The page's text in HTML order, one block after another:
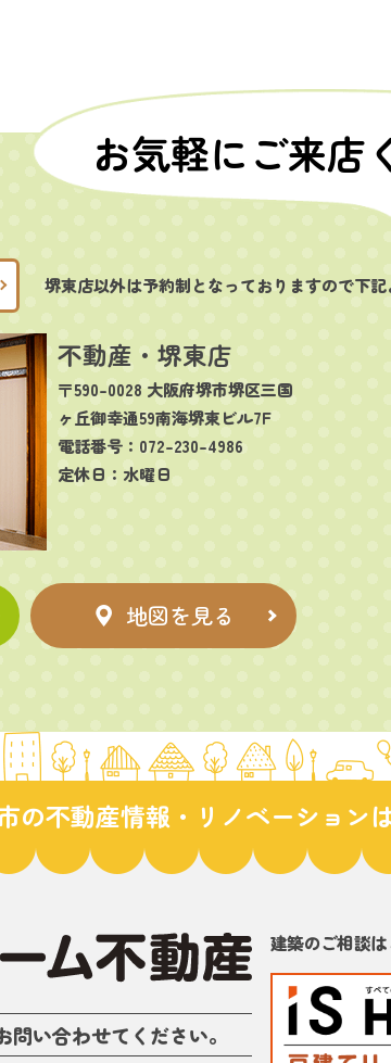
お気軽にご来店
堺東店以外は予約制となっておりますので下記
不動産・堺東店
〒590-0028 大阪府堺市堺区三国
ヶ丘御幸通59南海堺東ビル7F
電話番号：072-230-4986
定休日：水曜日
地図を見る
の不動産情報・リノベーション
い合わせてください。
建築のご相談